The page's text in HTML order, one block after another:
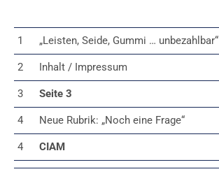
1 „Leisten, Seide, Gummi … unbezahlbar“
2 Inhalt / Impressum
3 Seite 3
4 Neue Rubrik: „Noch eine Frage“
4 CIAM